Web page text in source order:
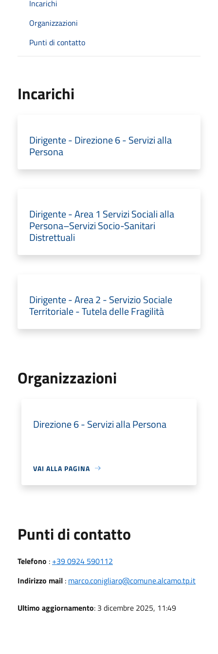
Incarichi
Organizzazioni
Punti di contatto
Incarichi
Dirigente - Direzione 6 - Servizi alla
Persona
Dirigente - Area 1 Servizi Sociali alla
Persona–Servizi Socio-Sanitari
Distrettuali
Dirigente - Area 2 - Servizio Sociale
Territoriale - Tutela delle Fragilità
Organizzazioni
Direzione 6 - Servizi alla Persona
VAI ALLA PAGINA
Punti di contatto
Telefono : +39 0924 590112
Indirizzo mail : marco.conigliaro@comune.alcamo.tp.it
Ultimo aggiornamento: 3 dicembre 2025, 11:49